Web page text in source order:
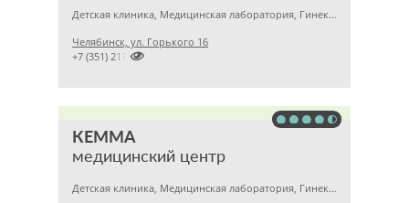
Детская клиника, Медицинская лаборатория, Гинекология
Челябинск, ул. Горького 16

+7 (351) 2172376
КЕММА
медицинский центр
Детская клиника, Медицинская лаборатория, Гинекология